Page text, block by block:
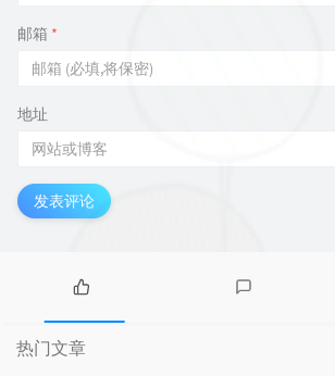
邮箱 *
地址
发表评论
热
门
文
热门文章